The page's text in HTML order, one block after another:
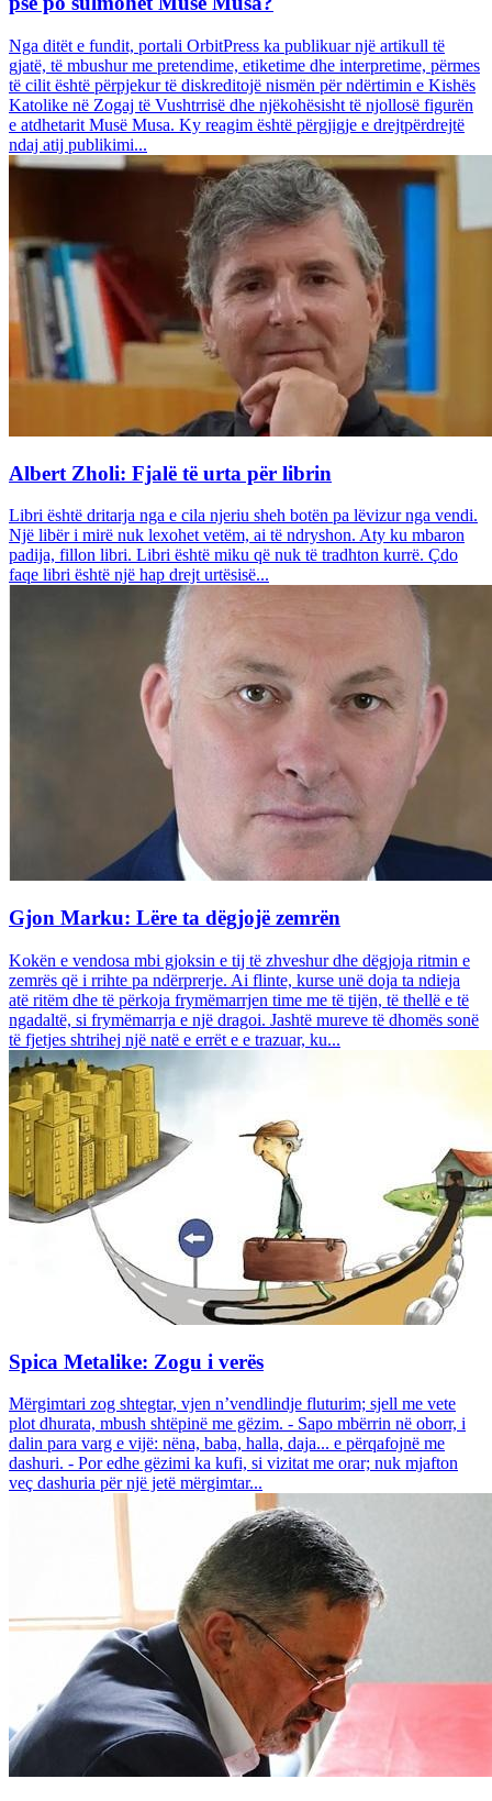
Nga ditët e fundit, portali OrbitPress ka publikuar një artikull të
gjatë, të mbushur me pretendime, etiketime dhe interpretime, përmes
të cilit është përpjekur të diskreditojë nismën për ndërtimin e Kishës
Katolike në Zogaj të Vushtrrisë dhe njëkohësisht të njollosë figurën
e atdhetarit Musë Musa. Ky reagim është përgjigje e drejtpërdrejtë
ndaj atij publikimi...
Albert Zholi: Fjalë të urta për librin
Libri është dritarja nga e cila njeriu sheh botën pa lëvizur nga vendi.
Një libër i mirë nuk lexohet vetëm, ai të ndryshon. Aty ku mbaron
padija, fillon libri. Libri është miku që nuk të tradhton kurrë. Çdo
faqe libri është një hap drejt urtësisë...
Gjon Marku: Lëre ta dëgjojë zemrën
Kokën e vendosa mbi gjoksin e tij të zhveshur dhe dëgjoja ritmin e
zemrës që i rrihte pa ndërprerje. Ai flinte, kurse unë doja ta ndieja
atë ritëm dhe të përkoja frymëmarrjen time me të tijën, të thellë e të
ngadaltë, si frymëmarrja e një dragoi. Jashtë mureve të dhomës sonë
të fjetjes shtrihej një natë e errët e e trazuar, ku...
Spica Metalike: Zogu i verës
Mërgimtari zog shtegtar, vjen n’vendlindje fluturim; sjell me vete
plot dhurata, mbush shtëpinë me gëzim. - Sapo mbërrin në oborr, i
dalin para varg e vijë: nëna, baba, halla, daja... e përqafojnë me
dashuri. - Por edhe gëzimi ka kufi, si vizitat me orar; nuk mjafton
veç dashuria për një jetë mërgimtar...